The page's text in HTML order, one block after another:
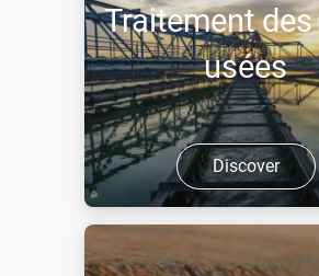
Traitement
usées
Discover